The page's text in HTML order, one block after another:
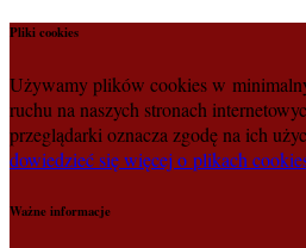
Pliki cookies
Używamy plików cookies w
ruchu na naszych stronach
przeglądarki oznacza zgodę na ich
dowiedzieć się więcej o plikach
Ważne informacje